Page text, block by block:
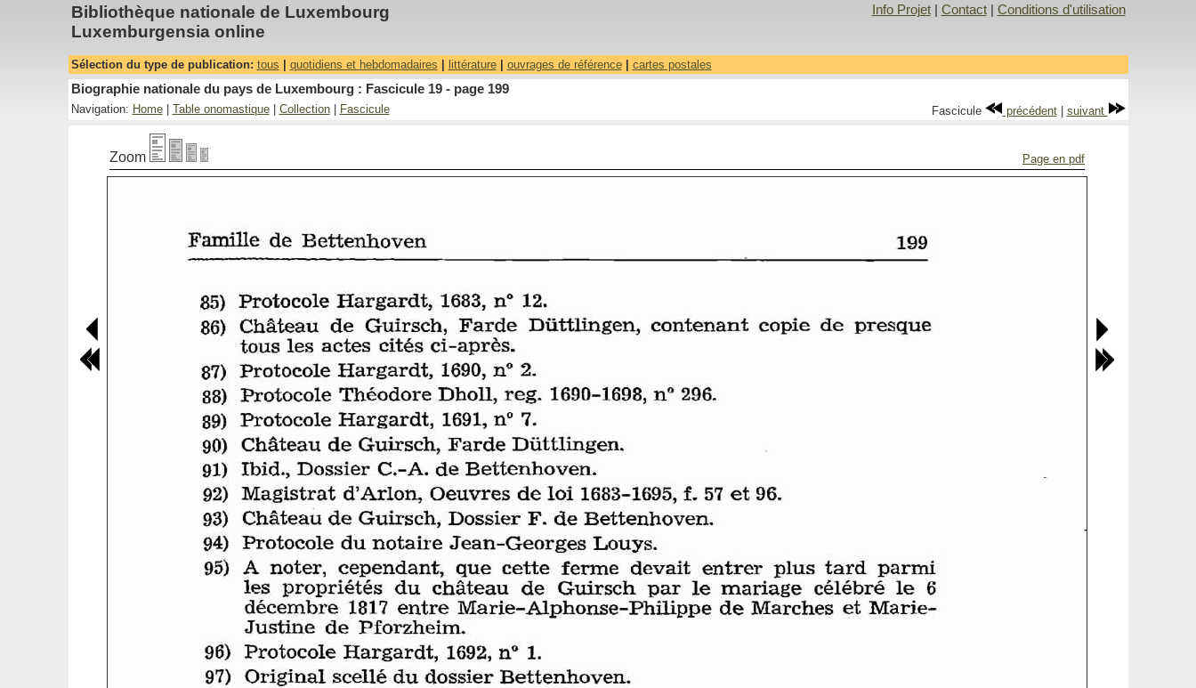
Bibliothèque nationale de Luxembourg
Luxemburgensia online
Info Projet| Contact| Conditions d'utilisation
Sélection du type de publication: tous quotidiens et hebdomadaires littérature| ouvrages de référence| cartes postales
Biographie nationale du pays de Luxembourg : Fascicule 19 - page 199
Navigation: Home| Table onomastique| Collection| Fascicule Fascicule précédent| suivant
Zoom Page en pdf